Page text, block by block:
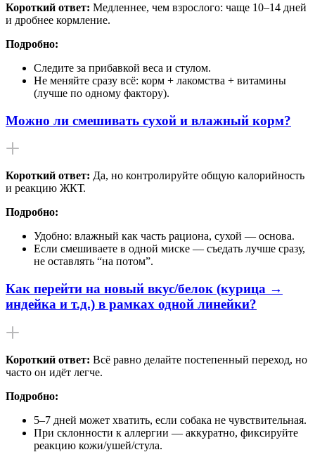
Короткий ответ: Медленнее, чем взрослого: чаще 10–14 дней
и дробнее кормление.
Подробно:
Следите за прибавкой веса и стулом.
Не меняйте сразу всё: корм + лакомства + витамины
(лучше по одному фактору).
Можно ли смешивать сухой и влажный корм?
Короткий ответ: Да, но контролируйте общую калорийность
и реакцию ЖКТ.
Подробно:
Удобно: влажный как часть рациона, сухой — основа.
Если смешиваете в одной миске — съедать лучше сразу,
не оставлять “на потом”.
Как перейти на новый вкус/белок (курица →
индейка и т.д.) в рамках одной линейки?
Короткий ответ: Всё равно делайте постепенный переход, но
часто он идёт легче.
Подробно:
5–7 дней может хватить, если собака не чувствительная.
При склонности к аллергии — аккуратно, фиксируйте
реакцию кожи/ушей/стула.